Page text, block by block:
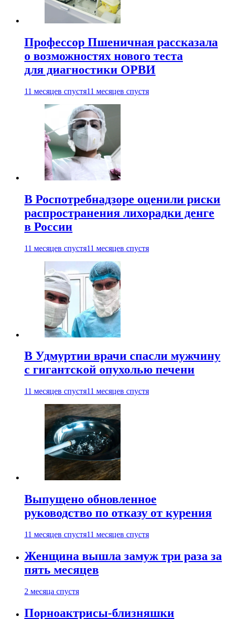
Профессор Пшеничная рассказала
о возможностях нового теста
для диагностики ОРВИ
11 месяцев спустя11 месяцев спустя
В Роспотребнадзоре оценили риски
распространения лихорадки денге
в России
11 месяцев спустя11 месяцев спустя
В Удмуртии врачи спасли мужчину
с гигантской опухолью печени
11 месяцев спустя11 месяцев спустя
Выпущено обновленное
руководство по отказу от курения
11 месяцев спустя11 месяцев спустя
Женщина вышла замуж три раза за
пять месяцев
2 месяца спустя
Порноактрисы-близняшки